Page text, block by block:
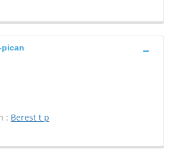
pican
: Berest t p